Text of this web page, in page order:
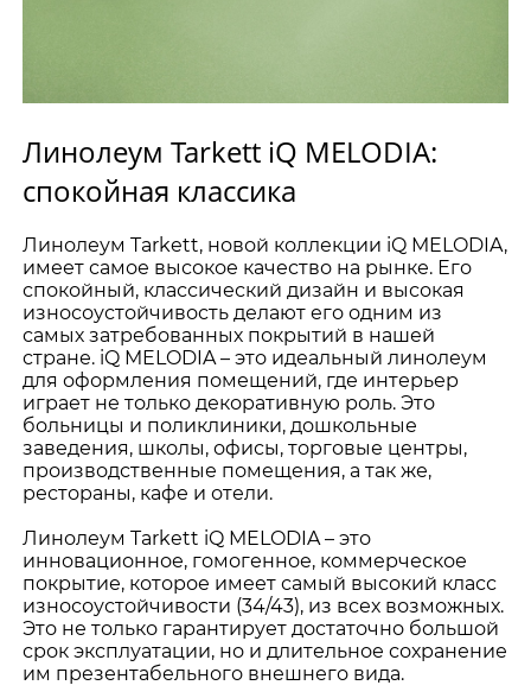
Линолеум Tarkett iQ MELODIA:
спокойная классика
Линолеум Tarkett, новой коллекции iQ MELODIA,
имеет самое высокое качество на рынке. Его
спокойный, классический дизайн и высокая
износоустойчивость делают его одним из
самых затребованных покрытий в нашей
стране. iQ MELODIA – это идеальный линолеум
для оформления помещений, где интерьер
играет не только декоративную роль. Это
больницы и поликлиники, дошкольные
заведения, школы, офисы, торговые центры,
производственные помещения, а так же,
рестораны, кафе и отели.
Линолеум Tarkett iQ MELODIA – это
инновационное, гомогенное, коммерческое
покрытие, которое имеет самый высокий класс
износоустойчивости (34/43), из всех возможных.
Это не только гарантирует достаточно большой
срок эксплуатации, но и длительное сохранение
им презентабельного внешнего вида.